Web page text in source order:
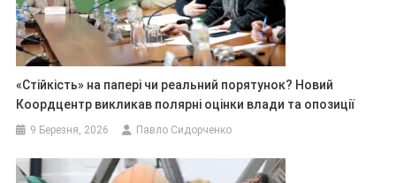
«Стійкість» на папері чи реальний порятунок? Новий
Коордцентр викликав полярні оцінки влади та опозиції
9 Березня, 2026 Павло Сидорченко